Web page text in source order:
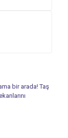
bir arada! Taş